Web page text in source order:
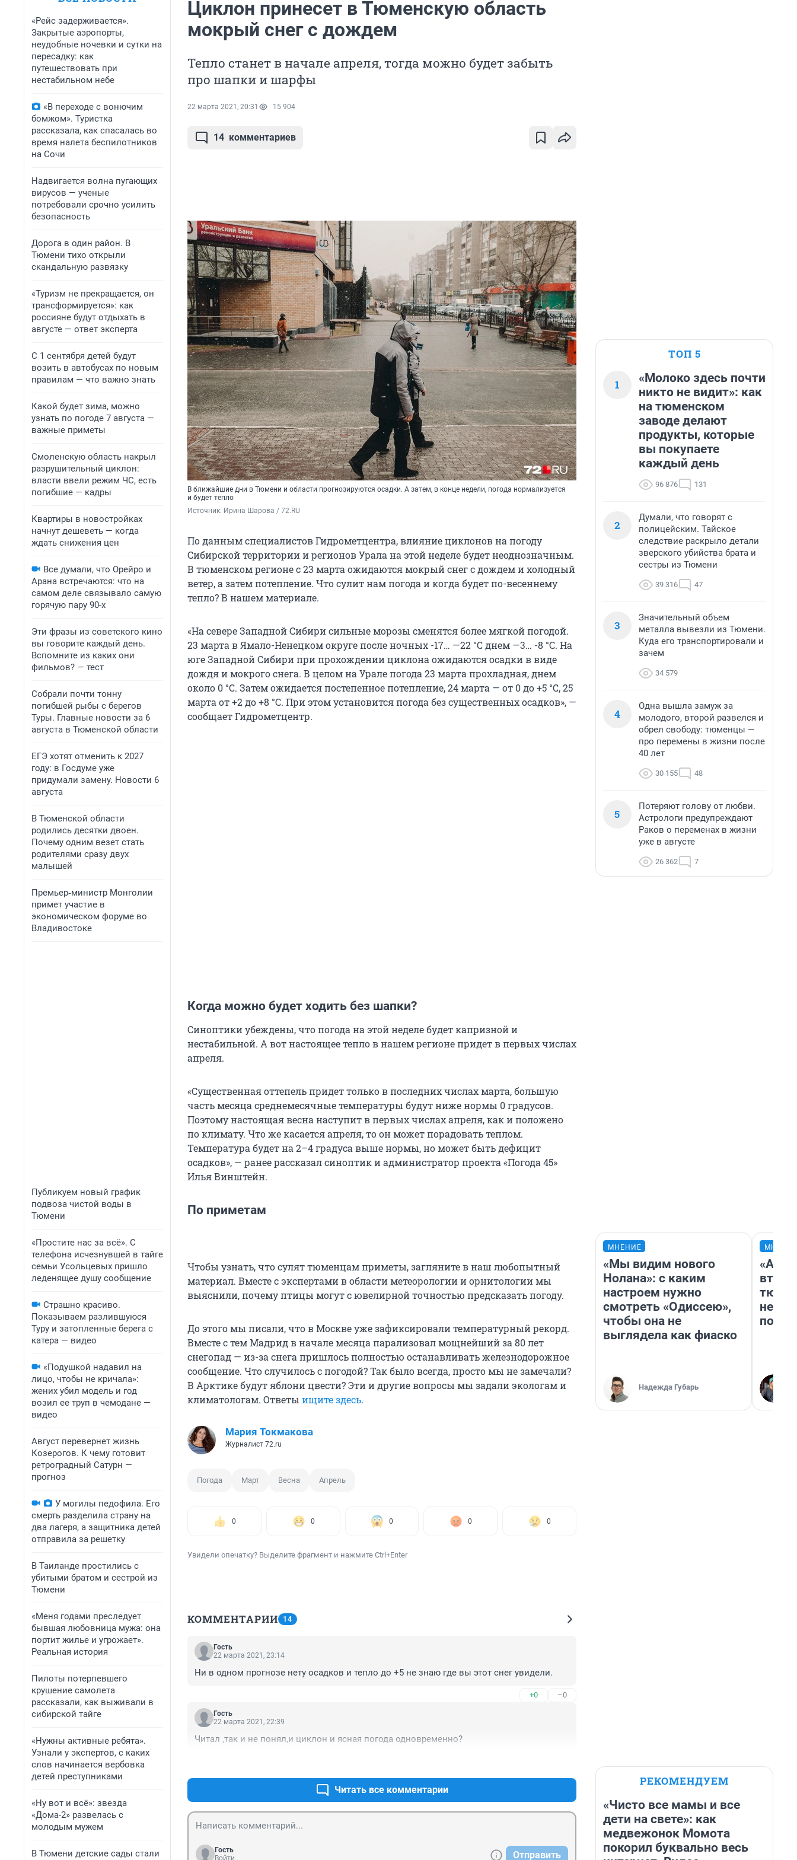
«Рейс задерживается».
Закрытые аэропорты,
неудобные ночевки и сутки на
пересадку: как
путешествовать при
нестабильном небе
«В переходе с вонючим
бомжом». Туристка
рассказала, как спасалась во
время налета беспилотников
на Сочи
Надвигается волна пугающих
вирусов — ученые
потребовали срочно усилить
безопасность
Дорога в один район. В
Тюмени тихо открыли
скандальную развязку
«Туризм не прекращается, он
трансформируется»: как
россияне будут отдыхать в
августе — ответ эксперта
С 1 сентября детей будут
возить в автобусах по новым
правилам — что важно знать
Какой будет зима, можно
узнать по погоде 7 августа —
важные приметы
Смоленскую область накрыл
разрушительный циклон:
власти ввели режим ЧС, есть
погибшие — кадры
Квартиры в новостройках
начнут дешеветь — когда
ждать снижения цен
Все думали, что Орейро и
Арана встречаются: что на
самом деле связывало самую
горячую пару 90-х
Эти фразы из советского кино
вы говорите каждый день.
Вспомните из каких они
фильмов? — тест
Собрали почти тонну
погибшей рыбы с берегов
Туры. Главные новости за 6
августа в Тюменской области
ЕГЭ хотят отменить к 2027
году: в Госдуме уже
придумали замену. Новости 6
августа
В Тюменской области
родились десятки двоен.
Почему одним везет стать
родителями сразу двух
малышей
Премьер‑министр Монголии
примет участие в
экономическом форуме во
Владивостоке
Публикуем новый график
подвоза чистой воды в
Тюмени
«Простите нас за всё». С
телефона исчезнувшей в тайге
семьи Усольцевых пришло
леденящее душу сообщение
Страшно красиво.
Показываем разлившуюся
Туру и затопленные берега с
катера — видео
«Подушкой надавил на
лицо, чтобы не кричала»:
жених убил модель и год
возил ее труп в чемодане —
видео
Август перевернет жизнь
Козерогов. К чему готовит
ретроградный Сатурн —
прогноз
У могилы педофила. Его
смерть разделила страну на
два лагеря, а защитника детей
отправила за решетку
В Таиланде простились с
убитыми братом и сестрой из
Тюмени
«Меня годами преследует
бывшая любовница мужа: она
портит жилье и угрожает».
Реальная история
Пилоты потерпевшего
крушение самолета
рассказали, как выживали в
сибирской тайге
«Нужны активные ребята».
Узнали у экспертов, с каких
слов начинается вербовка
детей преступниками
«Ну вот и всё»: звезда
«Дома-2» развелась с
молодым мужем
В Тюмени детские сады стали
Циклон принесет в Тюменскую область
мокрый снег с дождем
Тепло станет в начале апреля, тогда можно будет забыть
про шапки и шарфы
22 марта 2021, 20:31 15 904
14 комментариев
В ближайшие дни в Тюмени и области прогнозируются осадки. А затем, в конце недели, погода нормализуется
и будет тепло
Источник: Ирина Шарова / 72.RU
По данным специалистов Гидрометцентра, влияние циклонов на погоду
Сибирской территории и регионов Урала на этой неделе будет неоднозначным.
В тюменском регионе с 23 марта ожидаются мокрый снег с дождем и холодный
ветер, а затем потепление. Что сулит нам погода и когда будет по-весеннему
тепло? В нашем материале.
«На севере Западной Сибири сильные морозы сменятся более мягкой погодой.
23 марта в Ямало-Ненецком округе после ночных -17… —22 °С днем —3… -8 °C. На
юге Западной Сибири при прохождении циклона ожидаются осадки в виде
дождя и мокрого снега. В целом на Урале погода 23 марта прохладная, днем
около 0 °С. Затем ожидается постепенное потепление, 24 марта — от 0 до +5 °С, 25
марта от +2 до +8 °C. При этом установится погода без существенных осадков», —
сообщает Гидрометцентр.
Когда можно будет ходить без шапки?
Синоптики убеждены, что погода на этой неделе будет капризной и
нестабильной. А вот настоящее тепло в нашем регионе придет в первых числах
апреля.
«Существенная оттепель придет только в последних числах марта, большую
часть месяца среднемесячные температуры будут ниже нормы 0 градусов.
Поэтому настоящая весна наступит в первых числах апреля, как и положено
по климату. Что же касается апреля, то он может порадовать теплом.
Температура будет на 2–4 градуса выше нормы, но может быть дефицит
осадков», — ранее рассказал синоптик и администратор проекта «Погода 45»
Илья Винштейн.
По приметам
Чтобы узнать, что сулят тюменцам приметы, загляните в наш любопытный
материал. Вместе с экспертами в области метеорологии и орнитологии мы
выяснили, почему птицы могут с ювелирной точностью предсказать погоду.
До этого мы писали, что в Москве уже зафиксировали температурный рекорд.
Вместе с тем Мадрид в начале месяца парализовал мощнейший за 80 лет
снегопад — из-за снега пришлось полностью останавливать железнодорожное
сообщение. Что случилось с погодой? Так было всегда, просто мы не замечали?
В Арктике будут яблони цвести? Эти и другие вопросы мы задали экологам и
климатологам. Ответы ищите здесь.
Мария Токмакова
Журналист 72.ru
Погода Март Весна Апрель
0 0 0 0 0
Увидели опечатку? Выделите фрагмент и нажмите Ctrl+Enter
КОММЕНТАРИИ 14
Гость
22 марта 2021, 23:14
Ни в одном прогнозе нету осадков и тепло до +5 не знаю где вы этот снег увидели.
+0 –0
Гость
22 марта 2021, 22:39
Читал ,так и не понял,и циклон и ясная погода одновременно?
Читать все комментарии
Гость
Войти
Отправить
ТОП 5
1
«Молоко здесь почти
никто не видит»: как
на тюменском
заводе делают
продукты, которые
вы покупаете
каждый день
96 876 131
2
Думали, что говорят с
полицейским. Тайское
следствие раскрыло детали
зверского убийства брата и
сестры из Тюмени
39 316 47
3
Значительный объем
металла вывезли из Тюмени.
Куда его транспортировали и
зачем
34 579
4
Одна вышла замуж за
молодого, второй развелся и
обрел свободу: тюменцы —
про перемены в жизни после
40 лет
30 155 48
5
Потеряют голову от любви.
Астрологи предупреждают
Раков о переменах в жизни
уже в августе
26 362 7
МНЕНИЕ
«Мы видим нового
Нолана»: с каким
настроем нужно
смотреть «Одиссею»,
чтобы она не
выглядела как фиаско
Надежда Губарь
РЕКОМЕНДУЕМ
«Чисто все мамы и все
дети на свете»: как
медвежонок Момота
покорил буквально весь